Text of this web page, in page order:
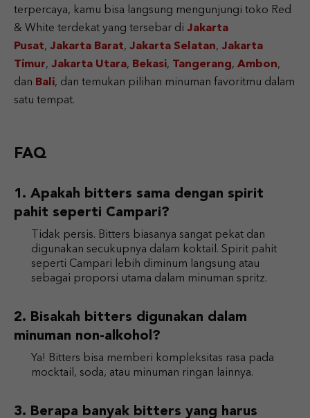
terpercaya, kamu bisa langsung mengunjungi toko Red
& White terdekat yang tersebar di Jakarta
Pusat, Jakarta Barat, Jakarta Selatan, Jakarta
Timur, Jakarta Utara, Bekasi, Tangerang, Ambon,
dan Bali, dan temukan pilihan minuman favoritmu dalam
satu tempat.
FAQ
Apakah bitters sama dengan spirit
pahit seperti Campari?
Tidak persis. Bitters biasanya sangat pekat dan
digunakan secukupnya dalam koktail. Spirit pahit
seperti Campari lebih diminum langsung atau
sebagai proporsi utama dalam minuman spritz.
Bisakah bitters digunakan dalam
minuman non-alkohol?
Ya! Bitters bisa memberi kompleksitas rasa pada
mocktail, soda, atau minuman ringan lainnya.
Berapa banyak bitters yang harus